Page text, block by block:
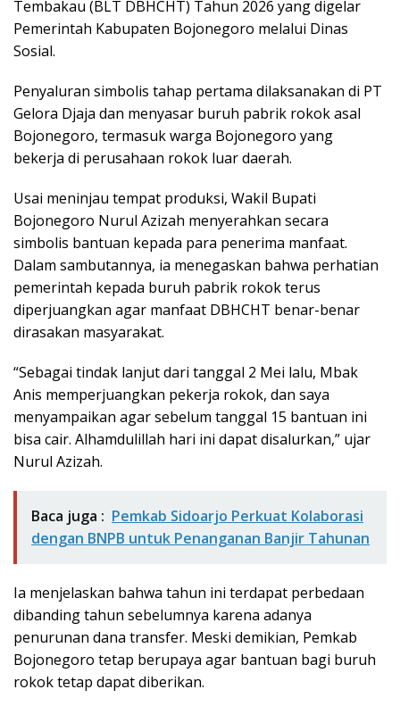
Tembakau (BLT DBHCHT) Tahun 2026 yang digelar
Pemerintah Kabupaten Bojonegoro melalui Dinas
Sosial.
Penyaluran simbolis tahap pertama dilaksanakan di PT
Gelora Djaja dan menyasar buruh pabrik rokok asal
Bojonegoro, termasuk warga Bojonegoro yang
bekerja di perusahaan rokok luar daerah.
Usai meninjau tempat produksi, Wakil Bupati
Bojonegoro Nurul Azizah menyerahkan secara
simbolis bantuan kepada para penerima manfaat.
Dalam sambutannya, ia menegaskan bahwa perhatian
pemerintah kepada buruh pabrik rokok terus
diperjuangkan agar manfaat DBHCHT benar-benar
dirasakan masyarakat.
“Sebagai tindak lanjut dari tanggal 2 Mei lalu, Mbak
Anis memperjuangkan pekerja rokok, dan saya
menyampaikan agar sebelum tanggal 15 bantuan ini
bisa cair. Alhamdulillah hari ini dapat disalurkan,” ujar
Nurul Azizah.
Baca juga : Pemkab Sidoarjo Perkuat Kolaborasi
dengan BNPB untuk Penanganan Banjir Tahunan
Ia menjelaskan bahwa tahun ini terdapat perbedaan
dibanding tahun sebelumnya karena adanya
penurunan dana transfer. Meski demikian, Pemkab
Bojonegoro tetap berupaya agar bantuan bagi buruh
rokok tetap dapat diberikan.